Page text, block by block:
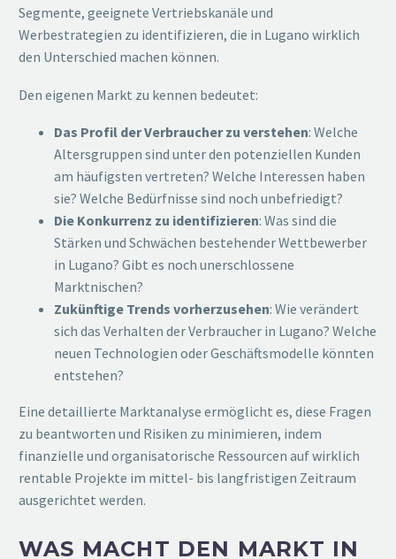
Segmente, geeignete Vertriebskanäle und
Werbestrategien zu identifizieren, die in Lugano wirklich
den Unterschied machen können.
Den eigenen Markt zu kennen bedeutet:
Das Profil der Verbraucher zu verstehen: Welche
Altersgruppen sind unter den potenziellen Kunden
am häufigsten vertreten? Welche Interessen haben
sie? Welche Bedürfnisse sind noch unbefriedigt?
Die Konkurrenz zu identifizieren: Was sind die
Stärken und Schwächen bestehender Wettbewerber
in Lugano? Gibt es noch unerschlossene
Marktnischen?
Zukünftige Trends vorherzusehen: Wie verändert
sich das Verhalten der Verbraucher in Lugano? Welche
neuen Technologien oder Geschäftsmodelle könnten
entstehen?
Eine detaillierte Marktanalyse ermöglicht es, diese Fragen
zu beantworten und Risiken zu minimieren, indem
finanzielle und organisatorische Ressourcen auf wirklich
rentable Projekte im mittel- bis langfristigen Zeitraum
ausgerichtet werden.
WAS MACHT DEN MARKT IN